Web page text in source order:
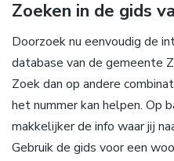
Zoeken in de gids
Doorzoek nu eenvoudig de
database van de gemeente
Zoek dan op andere
het nummer kan helpen. Op
makkelijker de info waar jij
Gebruik de gids voor een